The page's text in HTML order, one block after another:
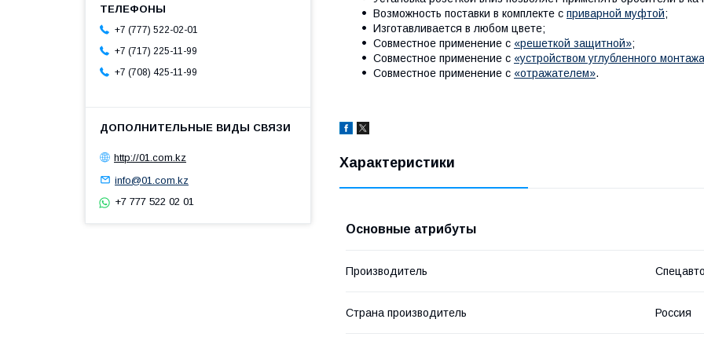
Возможность поставки в комплекте с приварной муфтой;
Изготавливается в любом цвете;
Совместное применение с «решеткой защитной»;
Совместное применение с «устройством углубленного
Совместное применение с «отражателем».
Характеристики
Основные атрибуты
Производитель
Страна производитель Россия
+7 (777) 522-02-01
+7 (717) 225-11-99
+7 (708) 425-11-99
http://01.com.kz
info@01.com.kz
+7 777 522 02 01